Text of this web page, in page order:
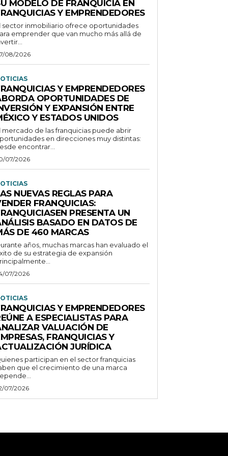
MODELO DE FRANQUICIA EN
Y EMPRENDEDORES
sector inmobiliario ofrece oportunidades
emprender que van mucho más allá de
08/2026
Y EMPRENDEDORES
OPORTUNIDADES DE
Y EXPANSIÓN ENTRE
Y ESTADOS UNIDOS
mercado de las franquicias puede abrir
en direcciones muy distintas:
encontrar...
07/2026
NUEVAS REGLAS PARA
FRANQUICIAS:
PRESENTA UN
BASADO EN DATOS DE
DE 460 MARCAS
años, muchas marcas han evaluado el
de su estrategia de expansión
07/2026
Y EMPRENDEDORES
A ESPECIALISTAS PARA
VALUACIÓN DE
FRANQUICIAS Y
JURÍDICA
participan en el sector franquicias
que el crecimiento de una marca
07/2026